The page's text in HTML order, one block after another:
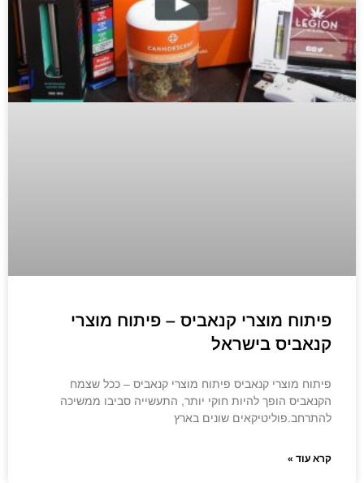
פיתוח מוצרי קנאביס – פיתוח מוצרי
קנאביס בישראל
פיתוח מוצרי קנאביס פיתוח מוצרי קנאביס – ככל שצמח
הקנאביס הופך להיות חוקי יותר, התעשייה סביבו ממשיכה
להתרחב.פוליטיקאים שונים בארץ
קרא עוד »